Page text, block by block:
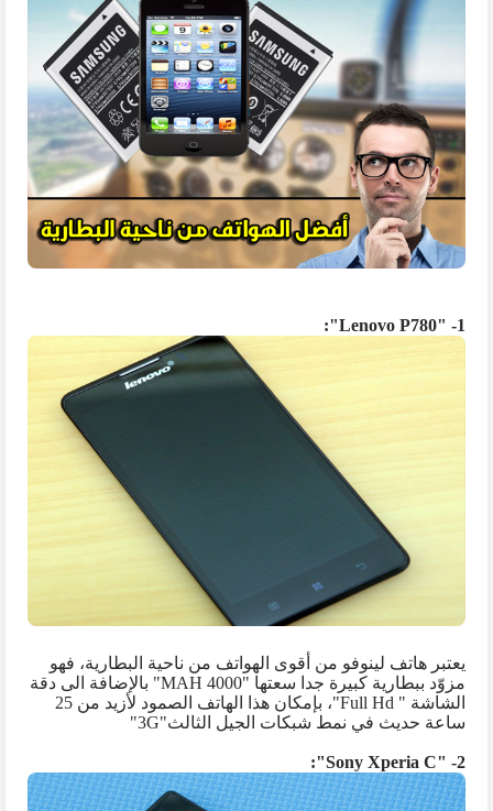
1- "
Lenovo P780
"
:
يعتبر هاتف لينوفو من أقوى الهواتف من ناحية البطارية، فهو
مزوّد ببطارية كبيرة جدا سعتها "4000
MAH" بالإضافة الى دقة
الشاشة " Full Hd
"، بإمكان هذا الهاتف الصمود لأزيد من 25
ساعة حديث في نمط شبكات الجيل الثالث"3G
"
2- "
Sony Xperia C
":